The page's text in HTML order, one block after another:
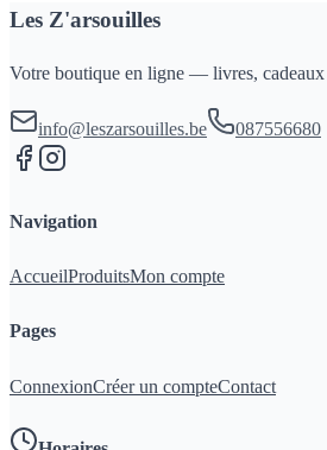
Les Z'arsouilles
Votre boutique en ligne — livres, cadeaux
info@leszarsouilles.be 087556680
Navigation
AccueilProduitsMon compte
Pages
ConnexionCréer un compteContact